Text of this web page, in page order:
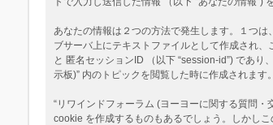
あなたの情報は２つの方法で発生します。１つ
ブサーバ上にテキストファイルとして作成され
と 匿名セッションID （以下 “session-id”) であ
示板)” 内のトピックを閲覧した時に作成されま
“リワインドフォーラム (ヨーヨーに関する質問
cookie を作成するものもあるでしょう。しかし